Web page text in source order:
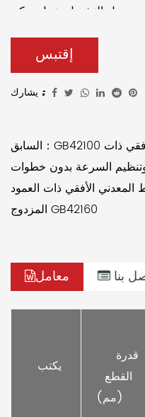
سهل التشغيل. عمل يمكن
إقتبس
يشارك :
السابق：GB42100 آلة النشر ذات الشريط المعدني الأفقي ذات
وتنظيم السرعة بدون خطوات
المعدني الأفقي ذات العمود
المزدوج GB42160
معامل بنا
القطع